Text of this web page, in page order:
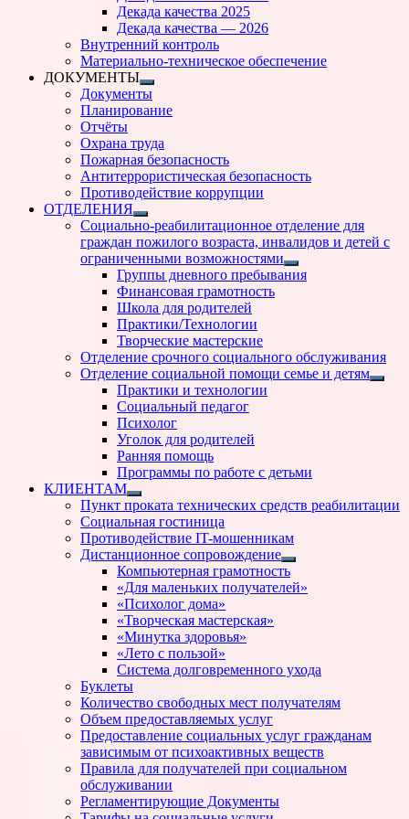
подменю
Декада качества 2025
Декада качества — 2026
Внутренний контроль
Материально-техническое обеспечение
ДОКУМЕНТЫ
Показать
подменю
Документы
Планирование
Отчёты
Охрана труда
Пожарная безопасность
Антитеррористическая безопасность
Противодействие коррупции
ОТДЕЛЕНИЯ
Показать
подменю
Социально-реабилитационное отделение для
граждан пожилого возраста, инвалидов и детей с
ограниченными возможностями
Показать
подменю
Группы дневного пребывания
Финансовая грамотность
Школа для родителей
Практики/Технологии
Творческие мастерские
Отделение срочного социального обслуживания
Отделение социальной помощи семье и детям
Практики и технологии
Социальный педагог
Психолог
Уголок для родителей
Ранняя помощь
Программы по работе с детьми
КЛИЕНТАМ
Показать
подменю
Пункт проката технических средств реабилитации
Социальная гостиница
Противодействие IT-мошенникам
Дистанционное сопровождение
Показать
подменю
Компьютерная грамотность
«Для маленьких получателей»
«Психолог дома»
«Творческая мастерская»
«Минутка здоровья»
«Лето с пользой»
Система долговременного ухода
Буклеты
Количество свободных мест получателям
Объем предоставляемых услуг
Предоставление социальных услуг гражданам
зависимым от психоактивных веществ
Правила для получателей при социальном
обслуживании
Регламентирующие Документы